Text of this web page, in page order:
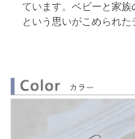
ています。 ベビーと家族
という思いがこめられた